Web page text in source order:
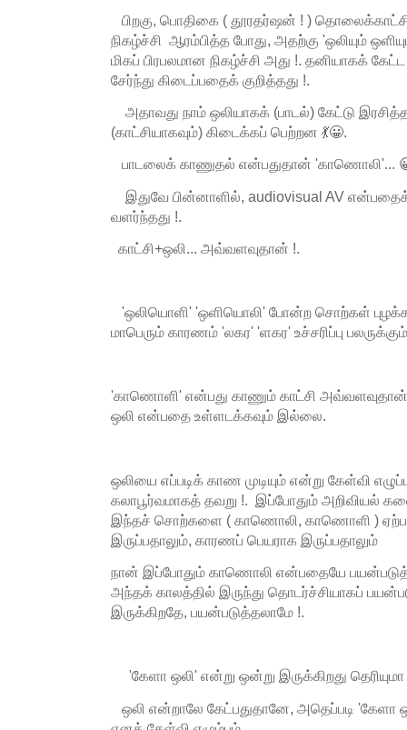
பிறகு, பொதிகை ( தூரதர்ஷன் ! )
நிகழ்ச்சி ஆரம்பித்த போது, அதற்கு 'ஒலியும்
மிகப் பிரபலமான நிகழ்ச்சி அது !. தனியாகக்
சேர்ந்து கிடைப்பதைக் குறித்தது !.
அதாவது நாம் ஒலியாகக் (பாடல்) கேட்டு
(காட்சியாகவும்) கிடைக்கப் பெற்றன 💃😀.
பாடலைக் காணுதல் என்பதுதான் 'காணொலி'...
இதுவே பின்னாளில், audiovisual AV
வளர்ந்தது !.
காட்சி+ஒலி... அவ்வளவுதான் !.
'ஒலியொளி' 'ஒளியொலி' போன்ற சொற்கள்
மாபெரும் காரணம் 'லகர' 'ளகர' உச்சரிப்பு
'காணொளி' என்பது காணும் காட்சி
ஒலி என்பதை உள்ளடக்கவும் இல்லை.
ஒலியை எப்படிக் காண முடியும் என்று கேள்வி
கலாபூர்வமாகத் தவறு !. இப்போதும் அறிவியல்
இந்தச் சொற்களை ( காணொலி, காணொளி )
இருப்பதாலும், காரணப் பெயராக இருப்பதாலும்
நான் இப்போதும் காணொலி என்பதையே
அந்தக் காலத்தில் இருந்து தொடர்ச்சியாகப்
இருக்கிறதே, பயன்படுத்தலாமே !.
'கேளா ஒலி' என்று ஒன்று இருக்கிறது
ஒலி என்றாலே கேட்பதுதானே, அதெப்படி 'கேளா